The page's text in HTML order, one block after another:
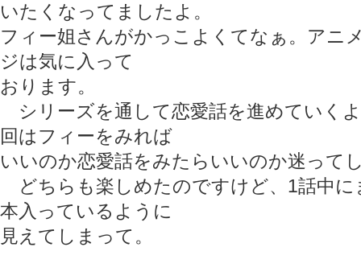
いたくなってましたよ。
フィー姐さんがかっこよくてなぁ。アニ
ジは気に入って
おります。
シリーズを通して恋愛話を進めていく
回はフィーをみれば
いいのか恋愛話をみたらいいのか迷って
どちらも楽しめたのですけど、1話中に
本入っているように
見えてしまって。